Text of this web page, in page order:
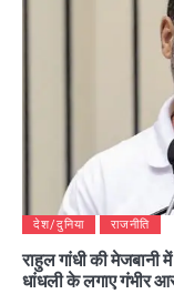
देश/दुनिया राजनीति
राहुल गांधी की
धांधली के लगाए गंभीर